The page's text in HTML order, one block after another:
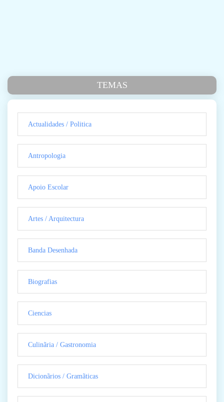
TEMAS
Actualidades / Politica
Antropologia
Apoio Escolar
Artes / Arquitectura
Banda Desenhada
Biografias
Ciencias
Culinãria / Gastronomia
Dicionãrios / Gramãticas